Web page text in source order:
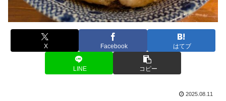
X Facebook はてブ
LINE コピー
2025.08.11